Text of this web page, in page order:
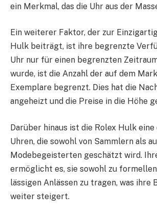
ein Merkmal, das die Uhr aus der
Ein weiterer Faktor, der zur
Hulk beiträgt, ist ihre begrenzte
Uhr nur für einen begrenzten
wurde, ist die Anzahl der auf dem
Exemplare begrenzt. Dies hat die
angeheizt und die Preise in die Höhe
Darüber hinaus ist die Rolex Hulk
Uhren, die sowohl von Sammlern als
Modebegeisterten geschätzt wird.
ermöglicht es, sie sowohl zu
lässigen Anlässen zu tragen, was ihre
weiter steigert.